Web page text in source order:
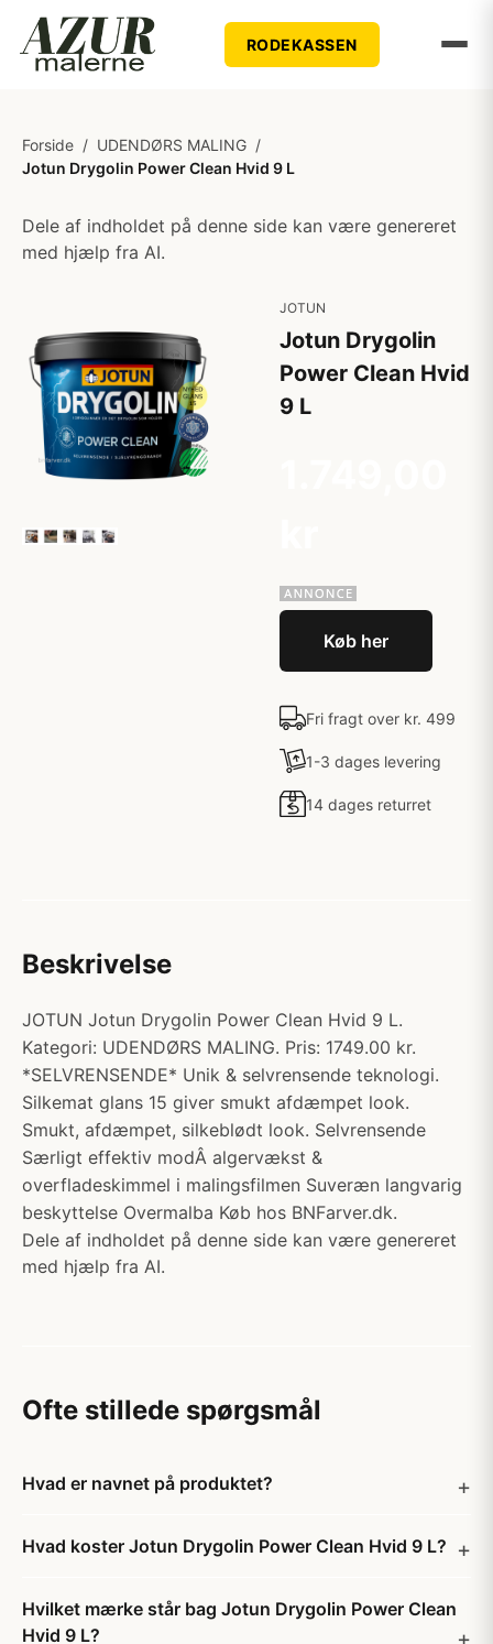
RODEKASSEN
Forside / UDENDØRS MALING /
Jotun Drygolin Power Clean Hvid 9 L
Dele af indholdet på denne side kan være genereret
med hjælp fra AI.
JOTUN
Jotun Drygolin
Power Clean Hvid
9 L
Køb her
Fri fragt over kr. 499
1-3 dages levering
14 dages returret
Beskrivelse
JOTUN Jotun Drygolin Power Clean Hvid 9 L.
Kategori: UDENDØRS MALING. Pris: 1749.00 kr.
*SELVRENSENDE* Unik & selvrensende teknologi.
Silkemat glans 15 giver smukt afdæmpet look.
Smukt, afdæmpet, silkeblødt look. Selvrensende
Særligt effektiv modÂ algervækst &
overfladeskimmel i malingsfilmen Suveræn langvarig
beskyttelse Overmalba Køb hos BNFarver.dk.
Dele af indholdet på denne side kan være genereret
med hjælp fra AI.
Ofte stillede spørgsmål
Hvad er navnet på produktet?
Hvad koster Jotun Drygolin Power Clean Hvid 9 L?
Hvilket mærke står bag Jotun Drygolin Power Clean
Hvid 9 L?